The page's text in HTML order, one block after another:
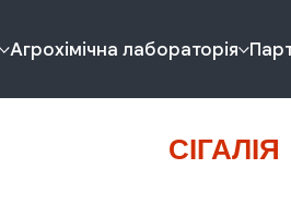
Агрохімічна лабораторія
СІГАЛІЯ